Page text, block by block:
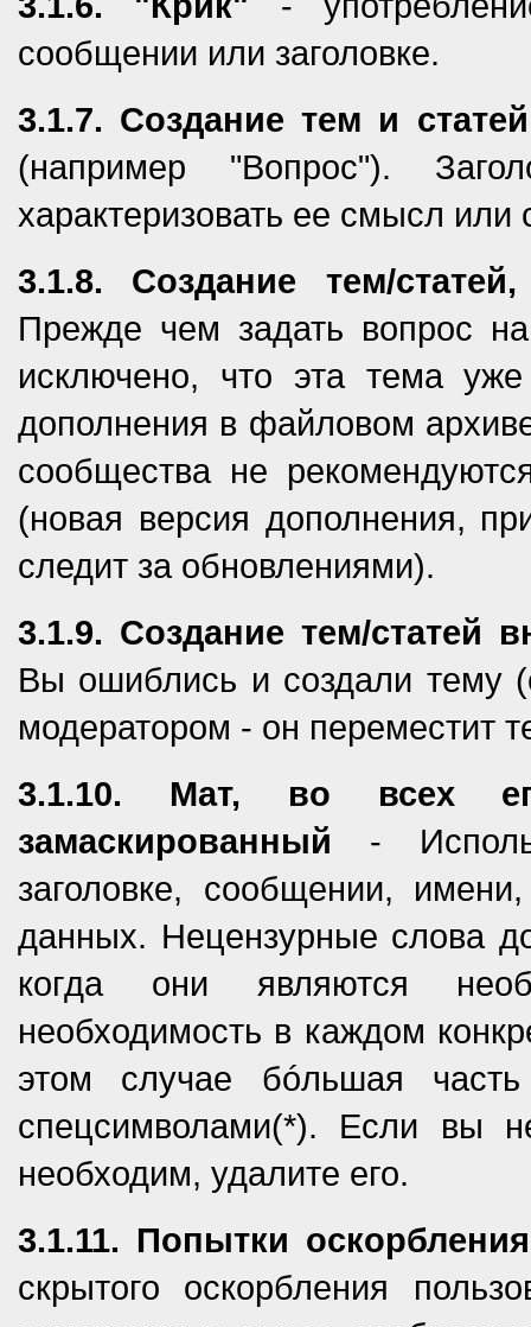
сообщении или заголовке.
3.1.7. Создание тем и
(например "Вопрос").
характеризовать ее смысл
3.1.8. Создание тем/
Прежде чем задать вопрос
исключено, что эта тема
дополнения в файловом
сообщества не
(новая версия дополнения,
следит за обновлениями).
3.1.9. Создание тем/статей
Вы ошиблись и создали тему
модератором - он переместит
3.1.10. Мат, во всех
замаскированный -
заголовке, сообщении,
данных. Нецензурные слова
когда они являются
необходимость в каждом
этом случае бóльшая
спецсимволами(*). Если вы
необходим, удалите его.
3.1.11. Попытки
скрытого оскорбления